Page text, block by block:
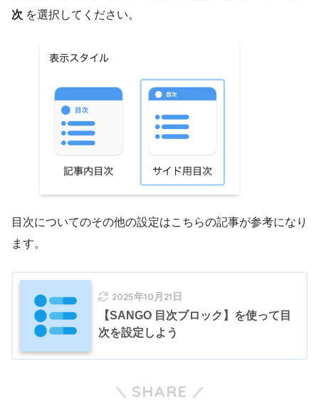
次 を選択してください。
目次についてのその他の設定はこちらの記事が参考になり
ます。
2025年10月21日
【SANGO 目次ブロック】を使って目
次を設定しよう
SHARE